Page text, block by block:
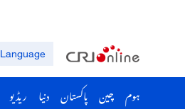
Language
ہوم چین پاکستان دنیا ریڈیو